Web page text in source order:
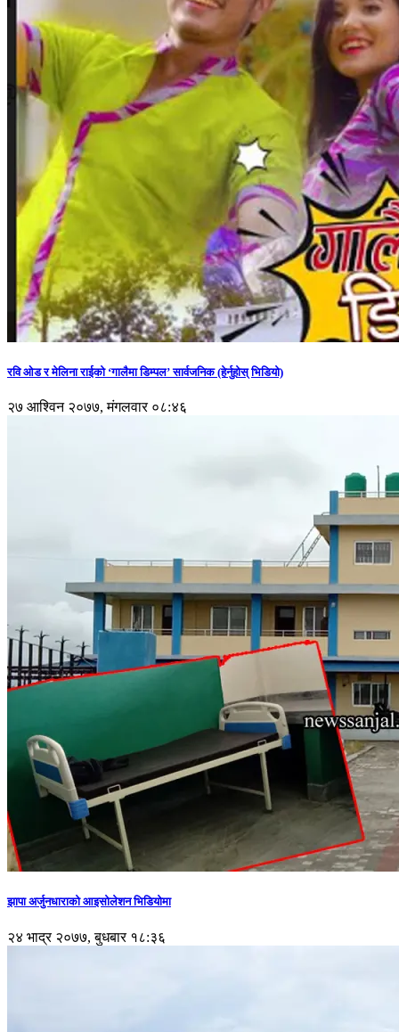
रवि ओड र मेलिना राईको ‘गालैमा डिम्पल’ सार्वजनिक (हेर्नुहोस् भिडियो)
२७ आश्विन २०७७, मंगलवार ०८:४६
झापा अर्जुनधाराको आइसोलेशन भिडियोमा
२४ भाद्र २०७७, बुधबार १८:३६